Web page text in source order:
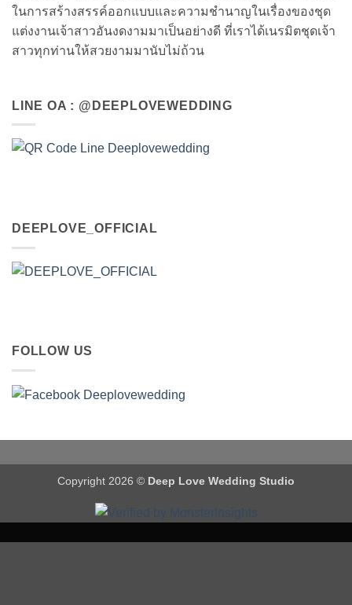
ในการสร้างสรรค์ออกแบบและความชำนาญในเรื่องของชุด
แต่งงานเจ้าสาวอันงดงามมาเป็นอย่างดี ที่เราได้เนรมิตชุดเจ้า
สาวทุกท่านให้สวยงามมานับไม่ถ้วน
LINE OA : @DEEPLOVEWEDDING
DEEPLOVE_OFFICIAL
FOLLOW US
Copyright 2026 © Deep Love Wedding Studio